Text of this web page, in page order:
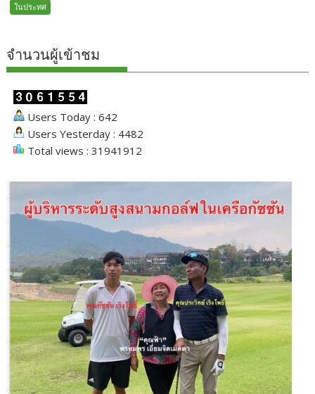
ในประทศ
จำนวนผู้เข้าชม
Users Today : 642
Users Yesterday : 4482
Total views : 31941912